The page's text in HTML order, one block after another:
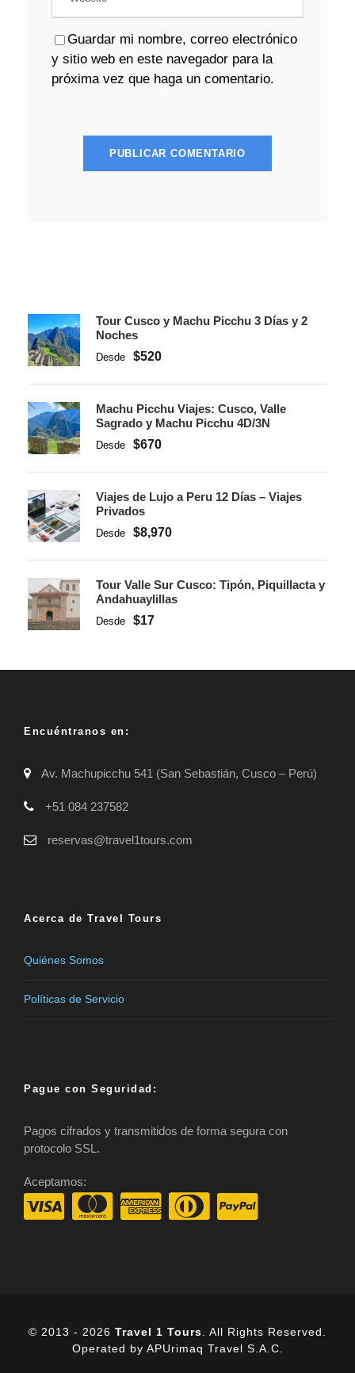
Guardar mi nombre, correo electrónico
y sitio web en este navegador para la
próxima vez que haga un comentario.
Tour Cusco y Machu Picchu 3 Días y 2
Noches
Desde $520
Machu Picchu Viajes: Cusco, Valle
Sagrado y Machu Picchu 4D/3N
Desde $670
Viajes de Lujo a Peru 12 Días – Viajes
Privados
Desde $8,970
Tour Valle Sur Cusco: Tipón, Piquillacta y
Andahuaylillas
Desde $17
Encuéntranos en:
Av. Machupicchu 541 (San Sebastián, Cusco – Perú)
+51 084 237582
reservas@travel1tours.com
Acerca de Travel Tours
Quiénes Somos
Políticas de Servicio
Pague con Seguridad:
Pagos cifrados y transmitidos de forma segura con
protocolo SSL.
Aceptamos:
© 2013 - 2026 Travel 1 Tours. All Rights Reserved.
Operated by APUrimaq Travel S.A.C.